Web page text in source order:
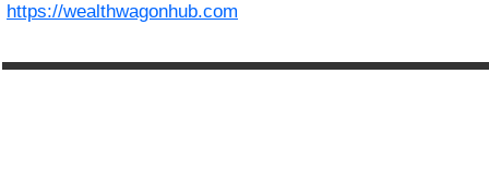
https://wealthwagonhub.com